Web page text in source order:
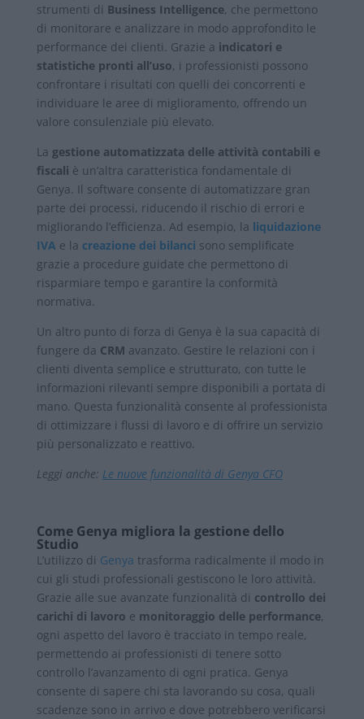
strumenti di Business Intelligence, che permettono
di monitorare e analizzare in modo approfondito le
performance dei clienti. Grazie a indicatori e
statistiche pronti all’uso, i professionisti possono
confrontare i risultati con quelli dei concorrenti e
individuare le aree di miglioramento, offrendo un
valore consulenziale più elevato.
La gestione automatizzata delle attività contabili e
fiscali è un’altra caratteristica fondamentale di
Genya. Il software consente di automatizzare gran
parte dei processi, riducendo il rischio di errori e
migliorando l’efficienza. Ad esempio, la liquidazione
IVA e la creazione dei bilanci sono semplificate
grazie a procedure guidate che permettono di
risparmiare tempo e garantire la conformità
normativa.
Un altro punto di forza di Genya è la sua capacità di
fungere da CRM avanzato. Gestire le relazioni con i
clienti diventa semplice e strutturato, con tutte le
informazioni rilevanti sempre disponibili a portata di
mano. Questa funzionalità consente al professionista
di ottimizzare i flussi di lavoro e di offrire un servizio
più personalizzato e reattivo.
Leggi anche: Le nuove funzionalità di Genya CFO
Come Genya migliora la gestione dello
Studio
L’utilizzo di Genya trasforma radicalmente il modo in
cui gli studi professionali gestiscono le loro attività.
Grazie alle sue avanzate funzionalità di controllo dei
carichi di lavoro e monitoraggio delle performance,
ogni aspetto del lavoro è tracciato in tempo reale,
permettendo ai professionisti di tenere sotto
controllo l’avanzamento di ogni pratica. Genya
consente di sapere chi sta lavorando su cosa, quali
scadenze sono in arrivo e dove potrebbero verificarsi